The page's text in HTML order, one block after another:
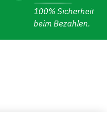
100% Sicherheit
beim Bezahlen.